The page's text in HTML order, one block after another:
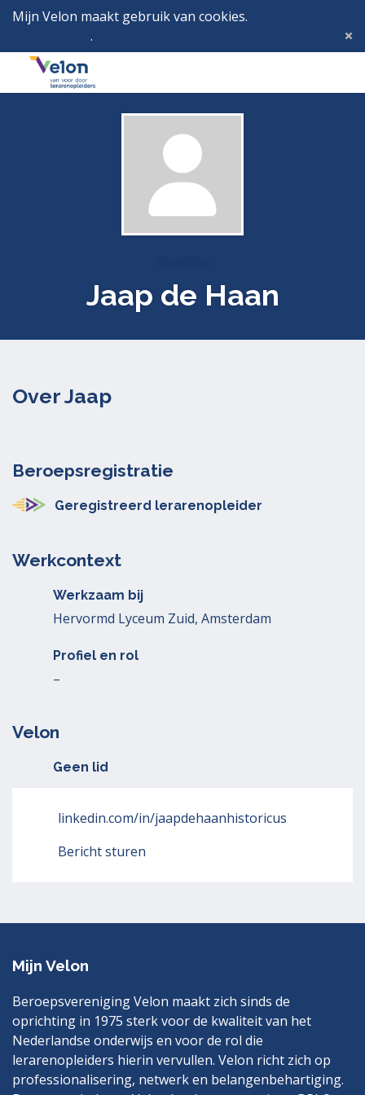
Mijn Velon maakt gebruik van cookies.
.
Menu
Jaap de Haan
Over Jaap
Beroepsregistratie
Geregistreerd lerarenopleider
Werkcontext
Werkzaam bij
Hervormd Lyceum Zuid, Amsterdam
Profiel en rol
–
Velon
Geen lid
linkedin.com/in/jaapdehaanhistoricus
Bericht sturen
Mijn Velon
Beroepsvereniging Velon maakt zich sinds de
oprichting in 1975 sterk voor de kwaliteit van het
Nederlandse onderwijs en voor de rol die
lerarenopleiders hierin vervullen. Velon richt zich op
professionalisering, netwerk en belangenbehartiging.